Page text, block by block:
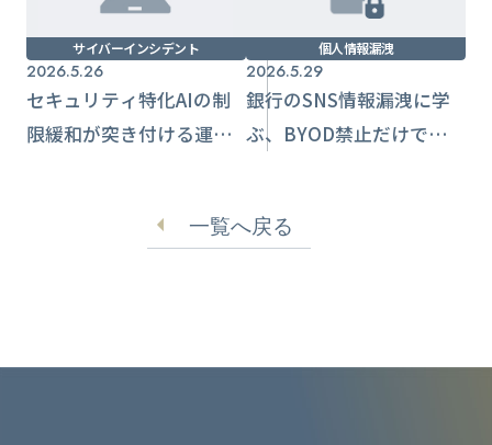
サイバーインシデント
2026.5.26
セキュリティ特化AIの制
限緩和が突き付ける運用
個人情報漏洩
2026.5.29
銀行のSNS情報漏洩に学
ぶ、BYOD禁止だけでは埋
一覧へ戻る